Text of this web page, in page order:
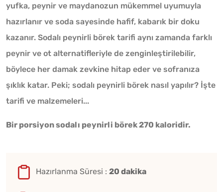
yufka, peynir ve maydanozun mükemmel uyumuyla
hazırlanır ve soda sayesinde hafif, kabarık bir doku
kazanır. Sodalı peynirli börek tarifi aynı zamanda farklı
peynir ve ot alternatifleriyle de zenginleştirilebilir,
böylece her damak zevkine hitap eder ve sofranıza
şıklık katar. Peki; sodalı peynirli börek nasıl yapılır? İşte
tarifi ve malzemeleri...
Bir porsiyon sodalı peynirli börek 270 kaloridir.
Hazırlanma Süresi : 20 dakika